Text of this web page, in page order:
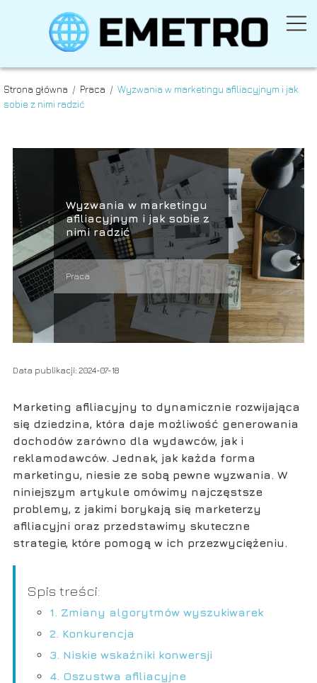
Strona główna / Praca / Wyzwania w marketingu afiliacyjnym i jak
sobie z nimi radzić
Wyzwania w marketingu
afiliacyjnym i jak sobie z
nimi radzić
Praca
Data publikacji: 2024-07-18
Marketing afiliacyjny to dynamicznie rozwijająca
się dziedzina, która daje możliwość generowania
dochodów zarówno dla wydawców, jak i
reklamodawców. Jednak, jak każda forma
marketingu, niesie ze sobą pewne wyzwania. W
niniejszym artykule omówimy najczęstsze
problemy, z jakimi borykają się marketerzy
afiliacyjni oraz przedstawimy skuteczne
strategie, które pomogą w ich przezwyciężeniu.
Spis treści:
1. Zmiany algorytmów wyszukiwarek
2. Konkurencja
3. Niskie wskaźniki konwersji
4. Oszustwa afiliacyjne